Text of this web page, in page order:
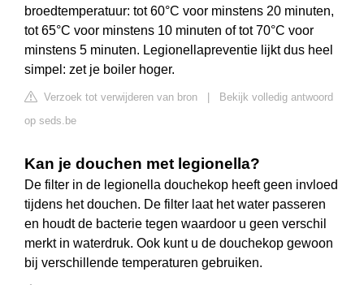
broedtemperatuur: tot 60°C voor minstens 20 minuten,
tot 65°C voor minstens 10 minuten of tot 70°C voor
minstens 5 minuten. Legionellapreventie lijkt dus heel
simpel: zet je boiler hoger.
Verzoek tot verwijderen van bron
Bekijk volledig antwoord
op seds.be
Kan je douchen met legionella?
De filter in de legionella douchekop heeft geen invloed
tijdens het douchen. De filter laat het water passeren
en houdt de bacterie tegen waardoor u geen verschil
merkt in waterdruk. Ook kunt u de douchekop gewoon
bij verschillende temperaturen gebruiken.